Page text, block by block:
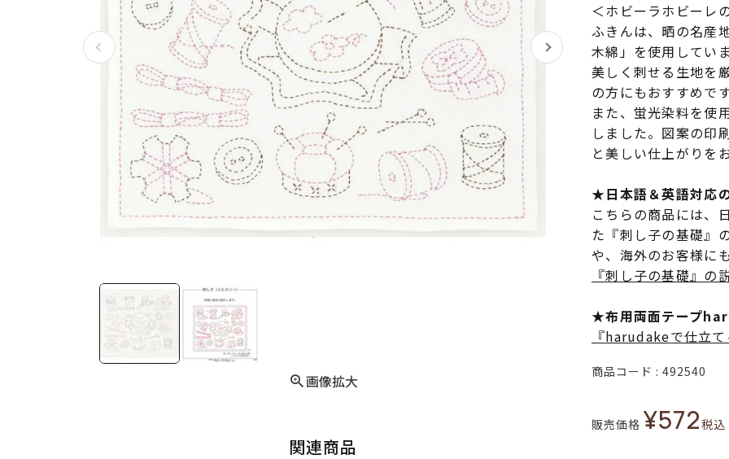
画像拡大
関連商品
＜ホビーラホビーレ
ふきんは、晒の名産
木綿」を使用してい
美しく刺せる生地を
の方にもおすすめです
また、蛍光染料を使
しました。図案の印
と美しい仕上がりを
★日本語＆英語対応
こちらの商品には、
た『刺し子の基礎』
や、海外のお客様に
『刺し子の基礎』の
★布用両面テープ
『harudakeで仕立
商品コード 492540
販売価格 ¥572税込